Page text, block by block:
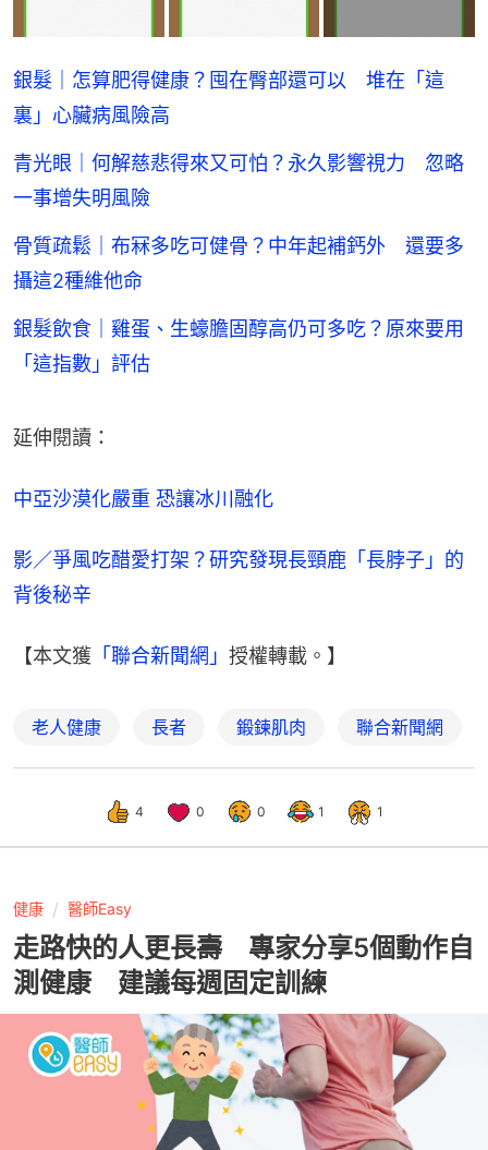
銀髮｜怎算肥得健康？囤在臀部還可以 堆在「這
裏」心臟病風險高
青光眼｜何解慈悲得來又可怕？永久影響視力 忽略
一事增失明風險
骨質疏鬆｜布冧多吃可健骨？中年起補鈣外 還要多
攝這2種維他命
銀髮飲食｜雞蛋、生蠔膽固醇高仍可多吃？原來要用
「這指數」評估
延伸閱讀：
中亞沙漠化嚴重 恐讓冰川融化
影／爭風吃醋愛打架？研究發現長頸鹿「長脖子」的
背後秘辛
【本文獲 「聯合新聞網」 授權轉載。】
老人健康 長者 鍛鍊肌肉 聯合新聞網
4 0 0 1 1
健康 醫師Easy
走路快的人更長壽 專家分享5個動作自
測健康 建議每週固定訓練